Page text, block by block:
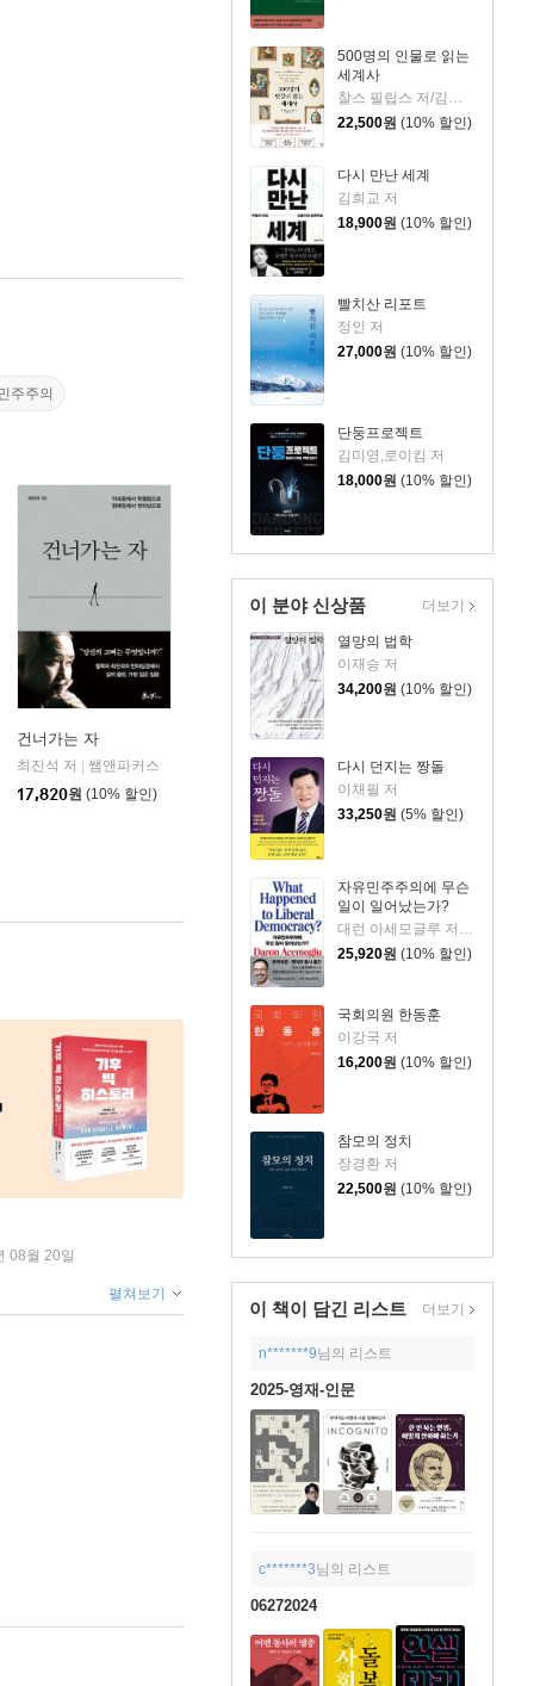
500명의 인물로 읽는
세계사
찰스 필립스 저/김봉중 감수/임지연 역
22,500원 (10% 할인)
다시 만난 세계
김희교 저
18,900원 (10% 할인)
빨치산 리포트
정인 저
27,000원 (10% 할인)
단둥프로젝트
김미영,로이킴 저
18,000원 (10% 할인)
이 분야 신상품
열망의 법학
이재승 저
34,200원 (10% 할인)
다시 던지는 짱돌
이채필 저
33,250원 (5% 할인)
자유민주주의에 무슨
일이 일어났는가?
25,920원 (10% 할인)
국회의원 한동훈
이강국 저
16,200원 (10% 할인)
참모의 정치
장경환 저
22,500원 (10% 할인)
더보기
이 책이 담긴 리스트 더보기
n*******9님의 리스트
2025-영재-인문
c*******3님의 리스트
06272024
주주의
건너가는 자
최진석 저
쌤앤파커스
17,820원 (10% 할인)
08월 20일
펼쳐보기